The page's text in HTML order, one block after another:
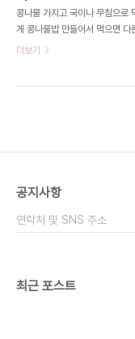
콩나물 가지고 국이나 무침으로
게 콩나물밥 만들어서 먹으면 다
먹어도 맛있다 생각이 들더라고
서 감칠맛 제대로 된 돼지고기 콩
됩니다 대략 이렇게 만들면 2인분
더보기
공지사항
연락처 및 SNS 주소
최근 포스트